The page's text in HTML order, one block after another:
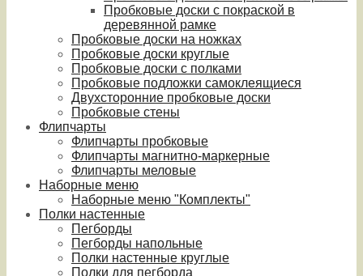
Пробковые доски с покраской в
деревянной рамке
Пробковые доски на ножках
Пробковые доски круглые
Пробковые доски с полками
Пробковые подложки самоклеящиеся
Двухсторонние пробковые доски
Пробковые стены
Флипчарты
Флипчарты пробковые
Флипчарты магнитно-маркерные
Флипчарты меловые
Наборные меню
Наборные меню "Комплекты"
Полки настенные
Пегборды
Пегборды напольные
Полки настенные круглые
Полки для пегборда